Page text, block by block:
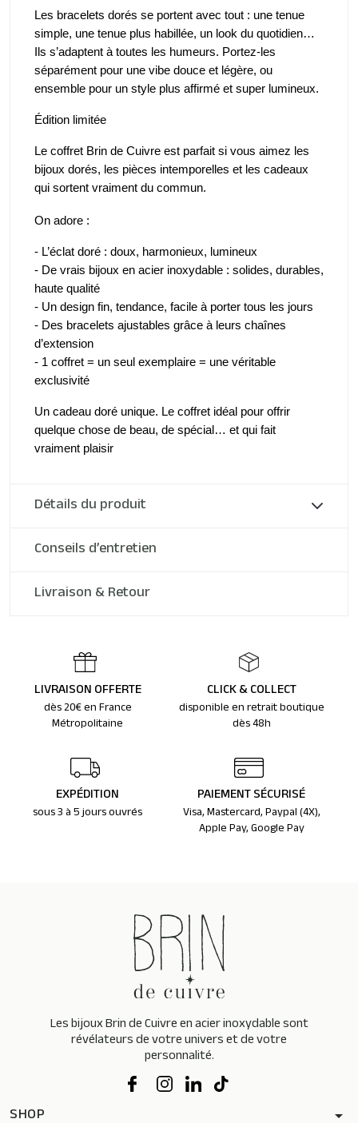
Les bracelets dorés se portent avec tout : une tenue
simple, une tenue plus habillée, un look du quotidien…
Ils s’adaptent à toutes les humeurs. Portez-les
séparément pour une vibe douce et légère, ou
ensemble pour un style plus affirmé et super lumineux.
Édition limitée
Le coffret Brin de Cuivre est parfait si vous aimez les
bijoux dorés, les pièces intemporelles et les cadeaux
qui sortent vraiment du commun.
On adore :
- L’éclat doré : doux, harmonieux, lumineux
- De vrais bijoux en acier inoxydable : solides, durables,
haute qualité
- Un design fin, tendance, facile à porter tous les jours
- Des bracelets ajustables grâce à leurs chaînes
d’extension
- 1 coffret = un seul exemplaire = une véritable
exclusivité
Un cadeau doré unique. Le coffret idéal pour offrir
quelque chose de beau, de spécial… et qui fait
vraiment plaisir
Détails du produit
Conseils d’entretien
Livraison & Retour
LIVRAISON OFFERTE
dès 20€ en France
Métropolitaine
CLICK & COLLECT
disponible en retrait boutique
dès 48h
EXPÉDITION
sous 3 à 5 jours ouvrés
PAIEMENT SÉCURISÉ
Visa, Mastercard, Paypal (4X),
Apple Pay, Google Pay
Les bijoux Brin de Cuivre en acier inoxydable sont
révélateurs de votre univers et de votre
personnalité.
SHOP arrow_drop_down